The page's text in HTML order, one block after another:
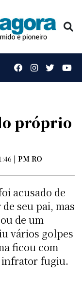
próprio
| PM RO 
acusado de
seu pai, mas
de um
vários golpes
ficou com
infrator fugiu.